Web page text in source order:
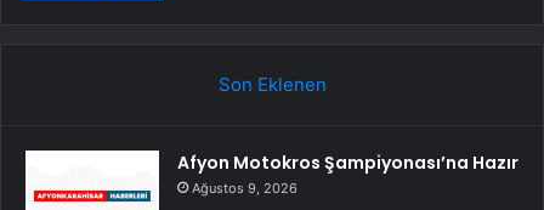
Son Eklenen
Afyon Motokros Şampiyonası’na Hazır
Ağustos 9, 2026